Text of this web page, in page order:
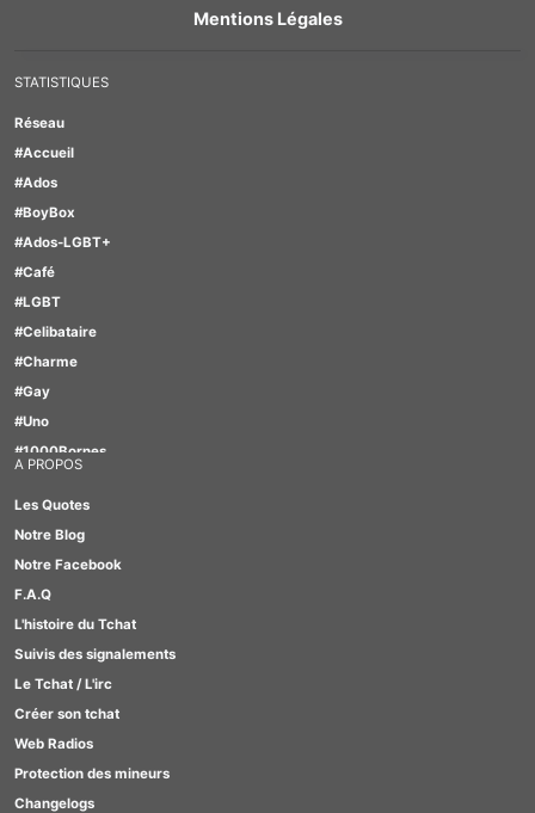
Mentions Légales
STATISTIQUES
Réseau
#Accueil
#Ados
#BoyBox
#Ados-LGBT+
#Café
#LGBT
#Celibataire
#Charme
#Gay
#Uno
#1000Bornes
#TabOo
#Quizz
#Scrabble
#Furry
#GirlBox
#Lesbienne
A PROPOS
Les Quotes
Notre Blog
Notre Facebook
F.A.Q
L'histoire du Tchat
Suivis des signalements
Le Tchat / L'irc
Créer son tchat
Web Radios
Protection des mineurs
Changelogs